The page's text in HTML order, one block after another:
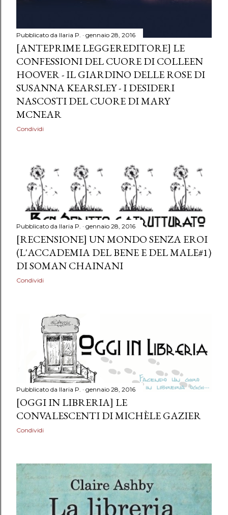
Pubblicato da Ilaria P. gennaio 28, 2016
[ANTEPRIME LEGGEREDITORE] LE
CONFESSIONI DEL CUORE DI COLLEEN
HOOVER - IL GIARDINO DELLE ROSE DI
SUSANNA KEARSLEY - I DESIDERI
NASCOSTI DEL CUORE DI MARY
MCNEAR
Condividi
Pubblicato da Ilaria P. gennaio 28, 2016
[RECENSIONE] UN MONDO SENZA EROI
(L'ACCADEMIA DEL BENE E DEL MALE#1)
DI SOMAN CHAINANI
Condividi
Pubblicato da Ilaria P. gennaio 28, 2016
[OGGI IN LIBRERIA] LE
CONVALESCENTI DI MICHÈLE GAZIER
Condividi